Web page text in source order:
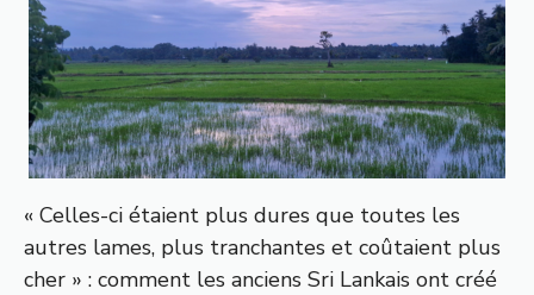
« Celles-ci étaient plus dures que toutes les
autres lames, plus tranchantes et coûtaient plus
cher » : comment les anciens Sri Lankais ont créé